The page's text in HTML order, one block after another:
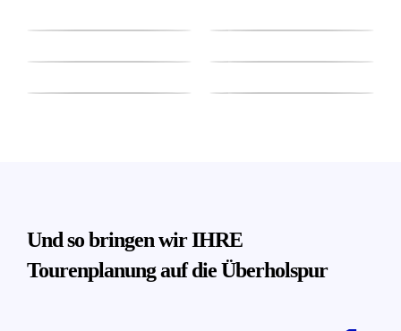
Und so bringen wir IHRE
Tourenplanung auf die Überholspur